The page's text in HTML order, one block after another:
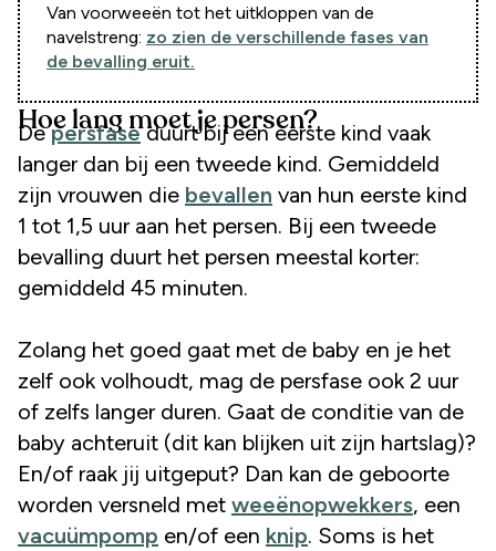
Van voorweeën tot het uitkloppen van de
navelstreng: zo zien de verschillende fases van
de bevalling eruit.
Hoe lang moet je persen?
Depersfaseduurt bij een eerste kind vaak
langer dan bij een tweede kind. Gemiddeld
zijn vrouwen die bevallen van hun eerste kind
1 tot 1,5 uur aan het persen. Bij een tweede
bevalling duurt het persen meestal korter:
gemiddeld 45 minuten.
Zolang het goed gaat met de baby en je het
zelf ook volhoudt, mag de persfase ook 2 uur
of zelfs langer duren. Gaat de conditie van de
baby achteruit (dit kan blijken uit zijn hartslag)?
En/of raak jij uitgeput? Dan kan de geboorte
worden versneld met weeënopwekkers, een
vacuümpomp en/of een knip. Soms is het